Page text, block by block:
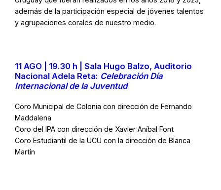
además de la participación especial de jóvenes talentos
y agrupaciones corales de nuestro medio.
11 AGO | 19.30 h | Sala Hugo Balzo, Auditorio
Nacional Adela Reta: Celebración Día
Internacional de la Juventud
Coro Municipal de Colonia con dirección de Fernando
Maddalena
Coro del IPA con dirección de Xavier Aníbal Font
Coro Estudiantil de la UCU con la dirección de Blanca
Martín